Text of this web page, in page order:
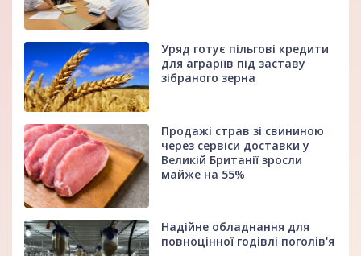
Уряд готує пільгові кредити
для аграріїв під заставу
зібраного зерна
Продажі страв зі свининою
через сервіси доставки у
Великій Британії зросли
майже на 55%
Надійне обладнання для
повноцінної годівлі поголів'я